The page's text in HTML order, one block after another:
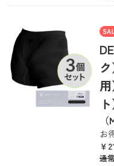
ト
お
￥
通